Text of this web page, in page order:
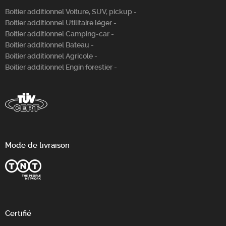
Boitier additionnel Voiture, SUV, pickup -
Boitier additionnel Utilitaire léger -
Boitier additionnel Camping-car -
Boitier additionnel Bateau -
Boitier additionnel Agricole -
Boitier additionnel Engin forestier -
Mode de livraison
Certifié